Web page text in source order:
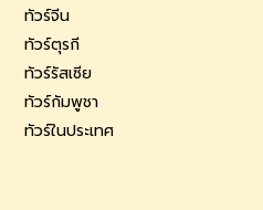
ทัวร์จีน
ทัวร์ตุรกี
ทัวร์รัสเซีย
ทัวร์กัมพูชา
ทัวร์ในประเทศ